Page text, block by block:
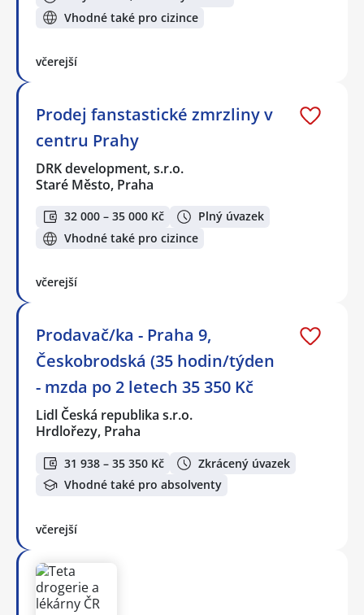
Vhodné také pro cizince
včerejší
Prodej fanstastické zmrzliny v
centru Prahy
DRK development, s.r.o.
Staré Město, Praha
32 000 – 35 000 Kč
Plný úvazek
Vhodné také pro cizince
včerejší
Prodavač/ka - Praha 9,
Českobrodská (35 hodin/týden
- mzda po 2 letech 35 350 Kč
Lidl Česká republika s.r.o.
Hrdlořezy, Praha
31 938 – 35 350 Kč
Zkrácený úvazek
Vhodné také pro absolventy
včerejší